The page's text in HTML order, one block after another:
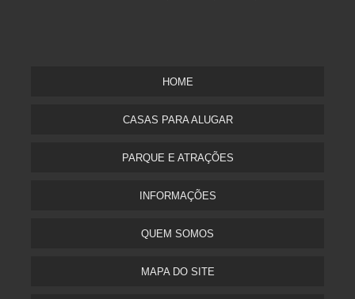
HOME
CASAS PARA ALUGAR
PARQUE E ATRAÇÕES
INFORMAÇÕES
QUEM SOMOS
MAPA DO SITE